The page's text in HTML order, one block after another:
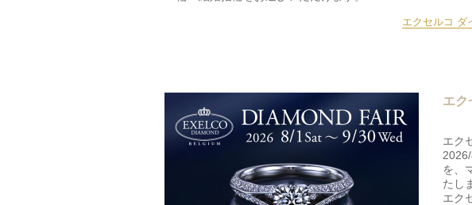
エクセルコ ダ
エク
エク
を、
たし
エク